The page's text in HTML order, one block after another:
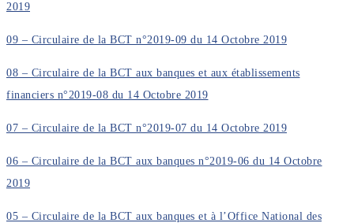
2019
09 – Circulaire de la BCT n°2019-09 du 14 Octobre 2019
08 – Circulaire de la BCT aux banques et aux établissements
financiers n°2019-08 du 14 Octobre 2019
07 – Circulaire de la BCT n°2019-07 du 14 Octobre 2019
06 – Circulaire de la BCT aux banques n°2019-06 du 14 Octobre
2019
05 – Circulaire de la BCT aux banques et à l’Office National des